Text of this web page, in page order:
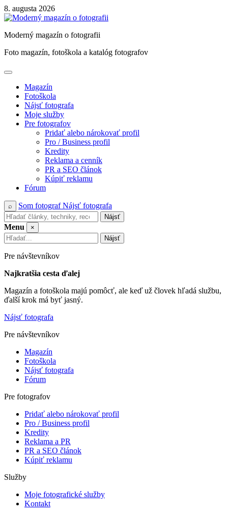
Skip
to
8. augusta 2026
Moderný magazín o fotografii
Foto magazín, fotoškola a katalóg fotografov
Magazín
Fotoškola
Nájsť fotografa
Moje služby
Pre fotografov
Pridať alebo nárokovať profil
Pro / Business profil
Kredity
Reklama a cenník
PR a SEO článok
Kúpiť reklamu
Fórum
⌕ Som fotografNájsť fotografa
Nájsť
Menu
×
Nájsť
Pre návštevníkov
Najkratšia cesta ďalej
Magazín a fotoškola majú pomôcť, ale keď už človek hľadá službu,
ďalší krok má byť jasný.
Nájsť fotografa
Pre návštevníkov
Magazín
Fotoškola
Nájsť fotografa
Fórum
Pre fotografov
Pridať alebo nárokovať profil
Pro / Business profil
Kredity
Reklama a PR
PR a SEO článok
Kúpiť reklamu
Služby
Moje fotografické služby
Kontakt